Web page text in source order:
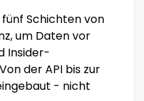
fünf Schichten von
um Daten vor
Insider-
der API bis zur
- nicht